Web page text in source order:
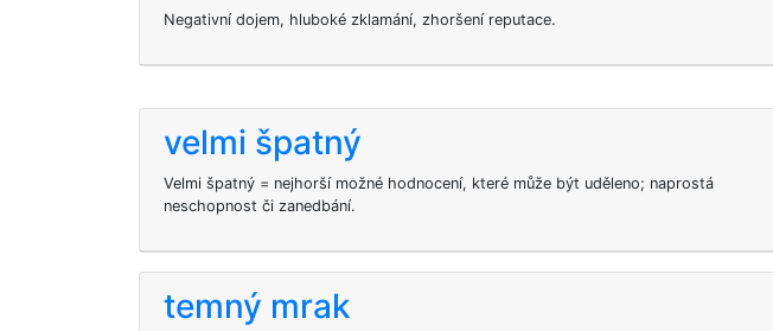
Negativní dojem, hluboké zklamání, zhoršení reputace.
velmi špatný
Velmi špatný = nejhorší možné hodnocení, které může být uděleno; naprostá
neschopnost či zanedbání.
temný mrak